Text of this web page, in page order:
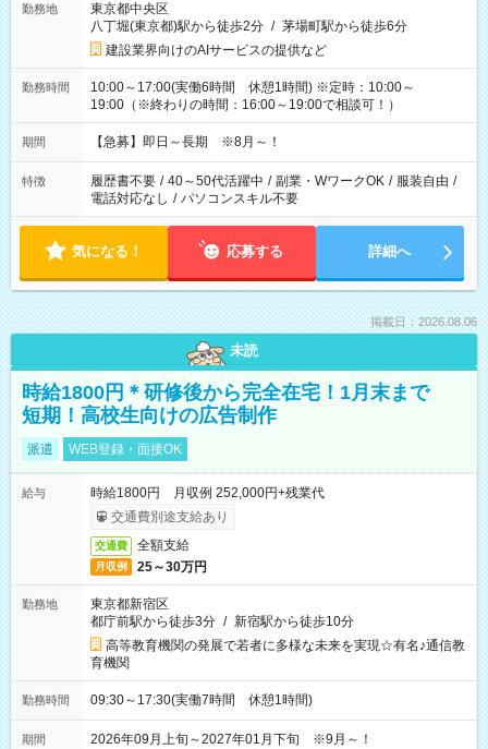
勤務地
東京都中央区
八丁堀(東京都)駅から徒歩2分 / 茅場町駅から徒歩6分
建設業界向けのAIサービスの提供など
勤務時間
10:00～17:00(実働6時間 休憩1時間) ※定時：10:00～
19:00（※終わりの時間：16:00～19:00で相談可！）
期間 【急募】即日～長期 ※8月～！
特徴 履歴書不要 / 40～50代活躍中 / 副業・WワークOK / 服装自由 /
電話対応なし / パソコンスキル不要
気になる！ 応募する 詳細へ
掲載日：2026.08.06
未読
時給1800円＊研修後から完全在宅！1月末まで
短期！高校生向けの広告制作
派遣 WEB登録・面接OK
給与
時給1800円 月収例 252,000円+残業代
交通費別途支給あり
交通費 全額支給
月収例 25～30万円
勤務地
東京都新宿区
都庁前駅から徒歩3分 / 新宿駅から徒歩10分
高等教育機関の発展で若者に多様な未来を実現☆有名♪通信教
育機関
勤務時間 09:30～17:30(実働7時間 休憩1時間)
期間 2026年09月上旬～2027年01月下旬 ※9月～！